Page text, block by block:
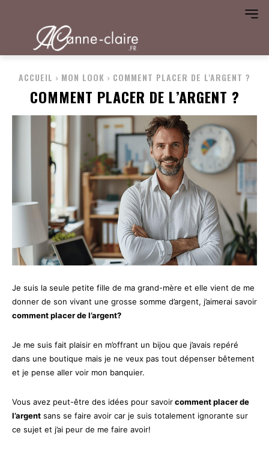
ACCUEIL MON LOOK COMMENT PLACER DE L'ARGENT ?
COMMENT PLACER DE L’ARGENT ?
Je suis la seule petite fille de ma grand-mère et elle vient de me
donner de son vivant une grosse somme d’argent, j’aimerai savoir
comment placer de l’argent?
Je me suis fait plaisir en m’offrant un bijou que j’avais repéré
dans une boutique mais je ne veux pas tout dépenser bêtement
et je pense aller voir mon banquier.
Vous avez peut-être des idées pour savoircomment placer de
l’argent sans se faire avoir car je suis totalement ignorante sur
ce sujet et j’ai peur de me faire avoir!